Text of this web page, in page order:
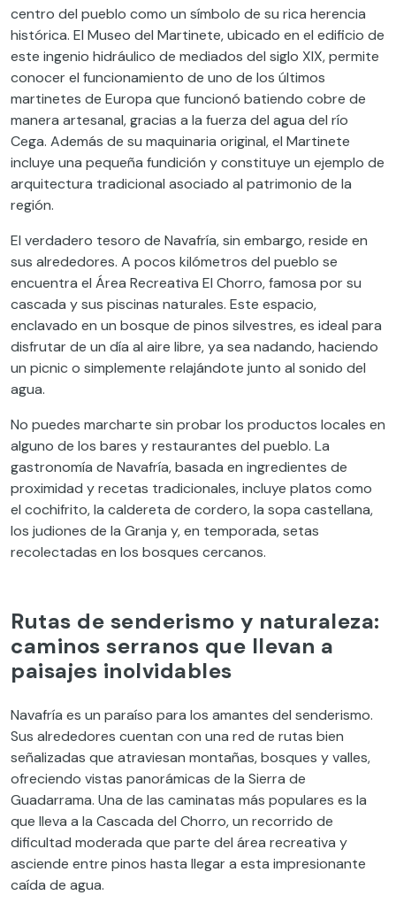
centro del pueblo como un símbolo de su rica herencia
histórica. El Museo del Martinete, ubicado en el edificio de
este ingenio hidráulico de mediados del siglo XIX, permite
conocer el funcionamiento de uno de los últimos
martinetes de Europa que funcionó batiendo cobre de
manera artesanal, gracias a la fuerza del agua del río
Cega. Además de su maquinaria original, el Martinete
incluye una pequeña fundición y constituye un ejemplo de
arquitectura tradicional asociado al patrimonio de la
región​.
El verdadero tesoro de Navafría, sin embargo, reside en
sus alrededores. A pocos kilómetros del pueblo se
encuentra el Área Recreativa El Chorro, famosa por su
cascada y sus piscinas naturales. Este espacio,
enclavado en un bosque de pinos silvestres, es ideal para
disfrutar de un día al aire libre, ya sea nadando, haciendo
un picnic o simplemente relajándote junto al sonido del
agua.
No puedes marcharte sin probar los productos locales en
alguno de los bares y restaurantes del pueblo. La
gastronomía de Navafría, basada en ingredientes de
proximidad y recetas tradicionales, incluye platos como
el cochifrito, la caldereta de cordero, la sopa castellana,
los judiones de la Granja y, en temporada, setas
recolectadas en los bosques cercanos.
Rutas de senderismo y naturaleza:
caminos serranos que llevan a
paisajes inolvidables
Navafría es un paraíso para los amantes del senderismo.
Sus alrededores cuentan con una red de rutas bien
señalizadas que atraviesan montañas, bosques y valles,
ofreciendo vistas panorámicas de la Sierra de
Guadarrama. Una de las caminatas más populares es la
que lleva a la Cascada del Chorro, un recorrido de
dificultad moderada que parte del área recreativa y
asciende entre pinos hasta llegar a esta impresionante
caída de agua.